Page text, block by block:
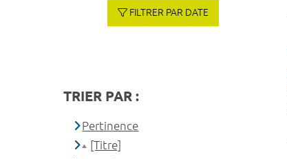
FILTRER PAR DATE
TRIER PAR :
Pertinence
[Titre]